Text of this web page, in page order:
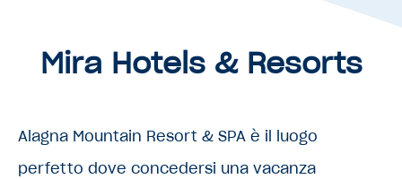
Mira Hotels & Resorts
Alagna Mountain Resort & SPA è il luogo
perfetto dove concedersi una vacanza